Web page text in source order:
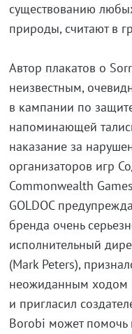
существованию
природы, считают в
Автор плакатов о
неизвестным,
в кампании по
напоминающей
наказание за
организаторов игр
Commonwealth
GOLDOC
бренда очень
исполнительный
(Mark Peters),
неожиданным ходом
и пригласил
Borobi может помочь